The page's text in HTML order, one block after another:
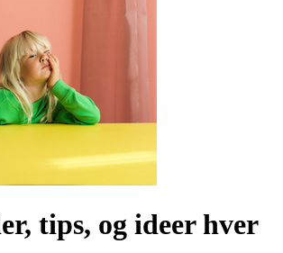
tips, og ideer hver